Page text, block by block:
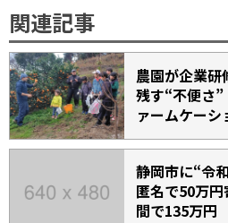
関連記事
農園が企業
残す“不便さ
ァームケーシ
静岡市に“令
匿名で50万
間で135万円